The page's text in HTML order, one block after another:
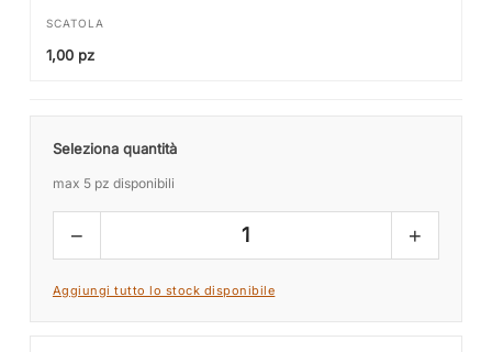
SCATOLA
1,00 pz
Seleziona quantità
max 5 pz disponibili
− 1 +
Aggiungi tutto lo stock disponibile